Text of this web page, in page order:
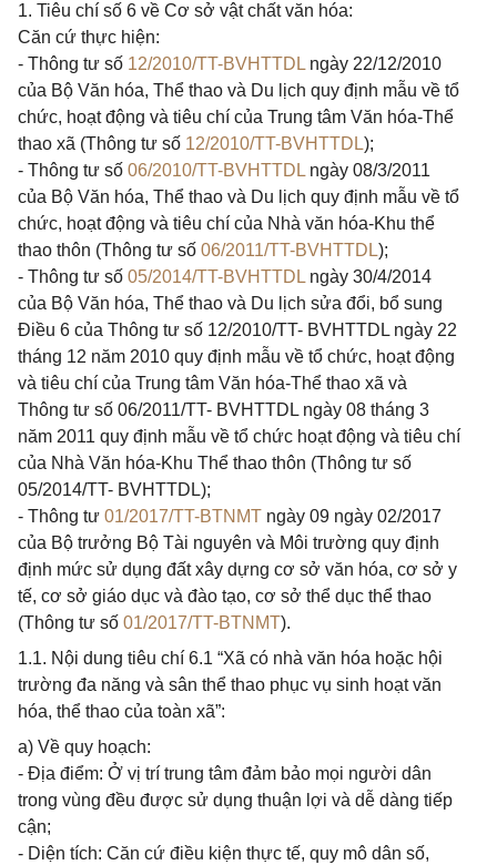
1. Tiêu chí số 6 về Cơ sở vật chất văn hóa:
Căn cứ thực hiện:
- Thông tư số 12/2010/TT-BVHTTDL ngày 22/12/2010
của Bộ Văn hóa, Thể thao và Du lịch quy định mẫu về tổ
chức, hoạt động và tiêu chí của Trung tâm Văn hóa-Thể
thao xã (Thông tư số 12/2010/TT-BVHTTDL);
- Thông tư số 06/2010/TT-BVHTTDL ngày 08/3/2011
của Bộ Văn hóa, Thể thao và Du lịch quy định mẫu về tổ
chức, hoạt động và tiêu chí của Nhà văn hóa-Khu thể
thao thôn (Thông tư số 06/2011/TT-BVHTTDL);
- Thông tư số 05/2014/TT-BVHTTDL ngày 30/4/2014
của Bộ Văn hóa, Thể thao và Du lịch sửa đổi, bổ sung
Điều 6 của Thông tư số 12/2010/TT- BVHTTDL ngày 22
tháng 12 năm 2010 quy định mẫu về tổ chức, hoạt động
và tiêu chí của Trung tâm Văn hóa-Thể thao xã và
Thông tư số 06/2011/TT- BVHTTDL ngày 08 tháng 3
năm 2011 quy định mẫu về tổ chức hoạt động và tiêu chí
của Nhà Văn hóa-Khu Thể thao thôn (Thông tư số
05/2014/TT- BVHTTDL);
- Thông tư 01/2017/TT-BTNMT ngày 09 ngày 02/2017
của Bộ trưởng Bộ Tài nguyên và Môi trường quy định
định mức sử dụng đất xây dựng cơ sở văn hóa, cơ sở y
tế, cơ sở giáo dục và đào tạo, cơ sở thể dục thể thao
(Thông tư số 01/2017/TT-BTNMT).
1.1. Nội dung tiêu chí 6.1 “Xã có nhà văn hóa hoặc hội
trường đa năng và sân thể thao phục vụ sinh hoạt văn
hóa, thể thao của toàn xã”:
a) Về quy hoạch:
- Địa điểm: Ở vị trí trung tâm đảm bảo mọi người dân
trong vùng đều được sử dụng thuận lợi và dễ dàng tiếp
cận;
- Diện tích: Căn cứ điều kiện thực tế, quy mô dân số,